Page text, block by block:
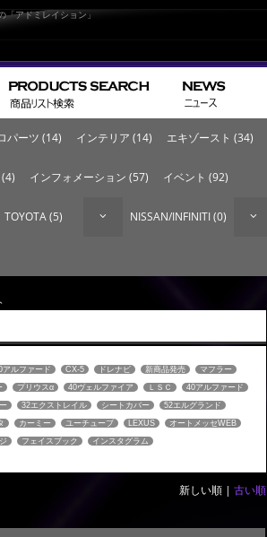
アドミレイション」
パーツ (14) インテリア (14) エキゾースト (34)
インフォメーション (57) イベント (92)
TOYOTA (5) NISSAN/INFINITI (0)
アルファード CX-5 ドレナビ 新商品発売
マフラー
プリウスα 40ヴェルファイア ＬＳＣ
40アルファード
32エクストレイル シートカバー
52エルグランド
カーミー ユーチューブ LEXUS
オートメッセWEB
フェイスブック インスタグラム
新しい順 | 古い順